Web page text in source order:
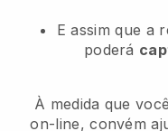
E assim que a
poderá
À medida que
on-line, convém